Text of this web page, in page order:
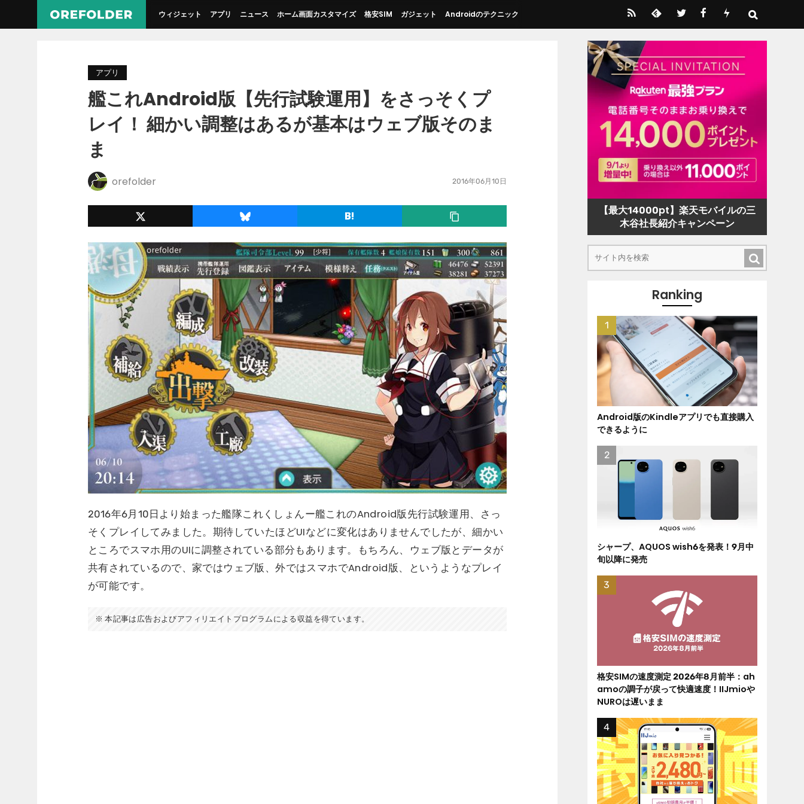
ウィジェット アプリ ニュース ホーム画面カスタマイズ 格安SIM ガジェット Androidのテクニック
アプリ
艦これAndroid版【先行試験運用】をさっそくプ
レイ！ 細かい調整はあるが基本はウェブ版そのま
ま
orefolder 2016年06月10日
2016年6月10日より始まった艦隊これくしょんー艦これのAndroid版先行試験運用、さっ
そくプレイしてみました。期待していたほどUIなどに変化はありませんでしたが、細かい
ところでスマホ用のUIに調整されている部分もあります。もちろん、ウェブ版とデータが
共有されているので、家ではウェブ版、外ではスマホでAndroid版、というようなプレイ
が可能です。
本記事は広告およびアフィリエイトプログラムによる収益を得ています。
【最大14000pt】楽天モバイルの三
木谷社長紹介キャンペーン
Ranking
Android版のKindleアプリでも直接購入
できるように
シャープ、AQUOS wish6を発表！9月中
旬以降に発売
格安SIMの速度測定 2026年8月前半：ah
amoの調子が戻って快適速度！IIJmioや
NUROは遅いまま